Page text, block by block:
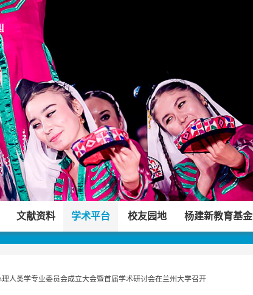
文献资料 学术平台 校友园地 杨建新教育基金
人类学专业委员会成立大会暨首届学术研讨会在兰州大学召开